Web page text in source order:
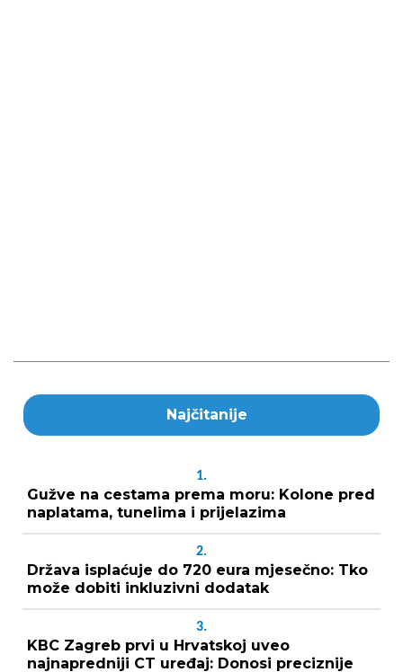
Najčitanije
1.
Gužve na cestama prema moru: Kolone pred
naplatama, tunelima i prijelazima
2.
Država isplaćuje do 720 eura mjesečno: Tko
može dobiti inkluzivni dodatak
3.
KBC Zagreb prvi u Hrvatskoj uveo
najnapredniji CT uređaj: Donosi preciznije